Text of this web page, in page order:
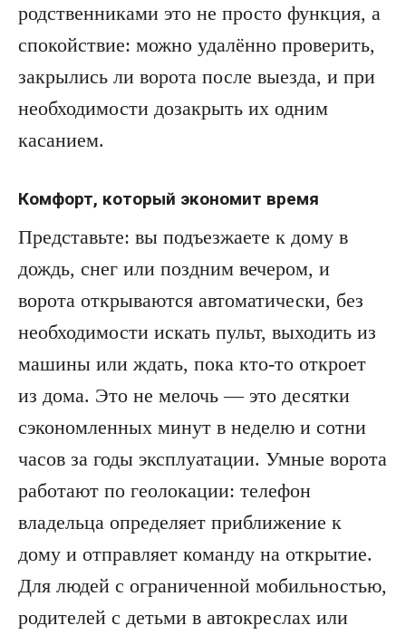
родственниками это не просто функция, а
спокойствие: можно удалённо проверить,
закрылись ли ворота после выезда, и при
необходимости дозакрыть их одним
касанием.
Комфорт, который экономит время
Представьте: вы подъезжаете к дому в
дождь, снег или поздним вечером, и
ворота открываются автоматически, без
необходимости искать пульт, выходить из
машины или ждать, пока кто-то откроет
из дома. Это не мелочь — это десятки
сэкономленных минут в неделю и сотни
часов за годы эксплуатации. Умные ворота
работают по геолокации: телефон
владельца определяет приближение к
дому и отправляет команду на открытие.
Для людей с ограниченной мобильностью,
родителей с детьми в автокреслах или